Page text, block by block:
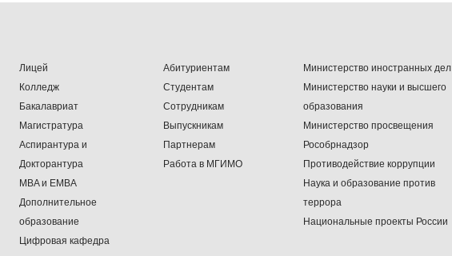
Лицей
Колледж
Бакалавриат
Магистратура
Аспирантура и
Докторантура
MBA и EMBA
Дополнительное
образование
Цифровая кафедра
Абитуриентам
Студентам
Сотрудникам
Выпускникам
Партнерам
Работа в МГИМО
Министерство иностранных дел
Министерство науки и высшего
образования
Министерство просвещения
Рособрнадзор
Противодействие коррупции
Наука и образование против
террора
Национальные проекты России